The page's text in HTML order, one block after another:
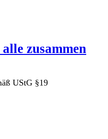
zusammen
UStG §19